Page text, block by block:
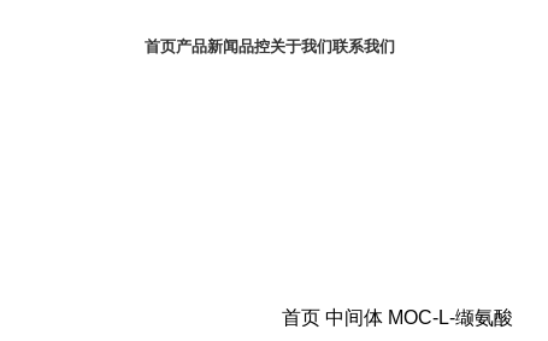
首页产品新闻品控关于我们联系我们
首页 中间体 MOC-L-缬氨酸